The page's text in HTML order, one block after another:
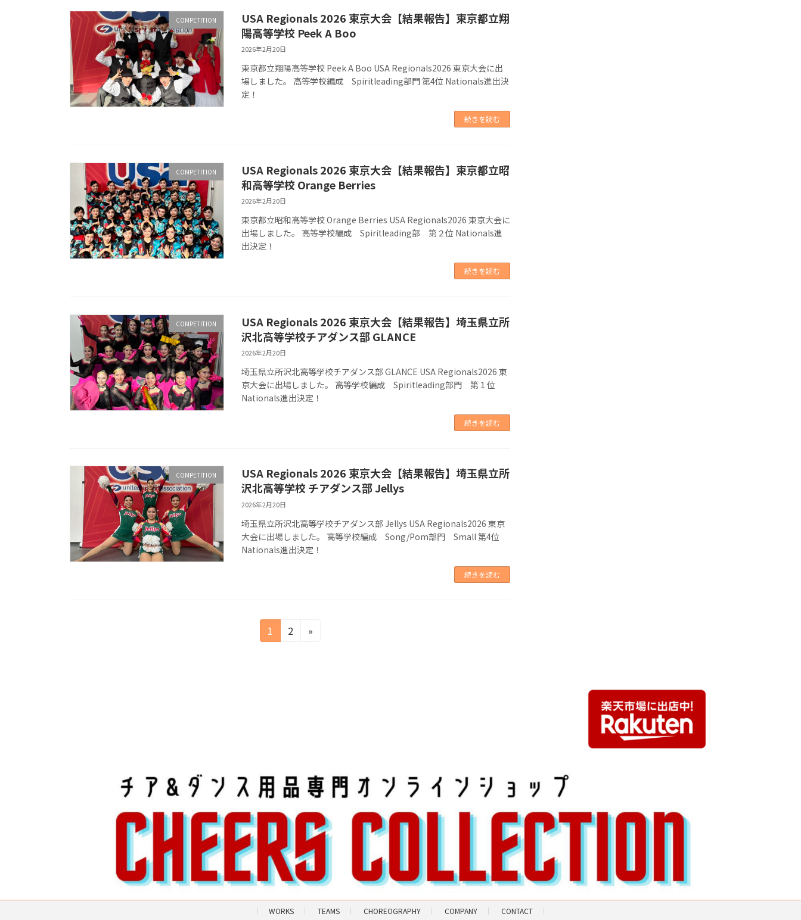
COMPETITION
USA Regionals 2026 東京大会【結果報告】東京都立翔
陽高等学校 Peek A Boo
2026年2月20日
東京都立翔陽高等学校 Peek A Boo USA Regionals2026 東京大会に出
場しました。 高等学校編成 Spiritleading部門 第4位 Nationals進出決
定！
続きを読む
COMPETITION
USA Regionals 2026 東京大会【結果報告】東京都立昭
和高等学校 Orange Berries
2026年2月20日
東京都立昭和高等学校 Orange Berries USA Regionals2026 東京大会に
出場しました。 高等学校編成 Spiritleading部 第２位 Nationals進
出決定！
続きを読む
COMPETITION
USA Regionals 2026 東京大会【結果報告】埼玉県立所
沢北高等学校チアダンス部 GLANCE
2026年2月20日
埼玉県立所沢北高等学校チアダンス部 GLANCE USA Regionals2026 東
京大会に出場しました。 高等学校編成 Spiritleading部門 第１位
Nationals進出決定！
続きを読む
COMPETITION
USA Regionals 2026 東京大会【結果報告】埼玉県立所
沢北高等学校 チアダンス部 Jellys
2026年2月20日
埼玉県立所沢北高等学校チアダンス部 Jellys USA Regionals2026 東京
大会に出場しました。 高等学校編成 Song/Pom部門 Small 第4位
Nationals進出決定！
続きを読む
固
定
1
固
2 »
WORKS TEAMS CHOREOGRAPHY COMPANY CONTACT